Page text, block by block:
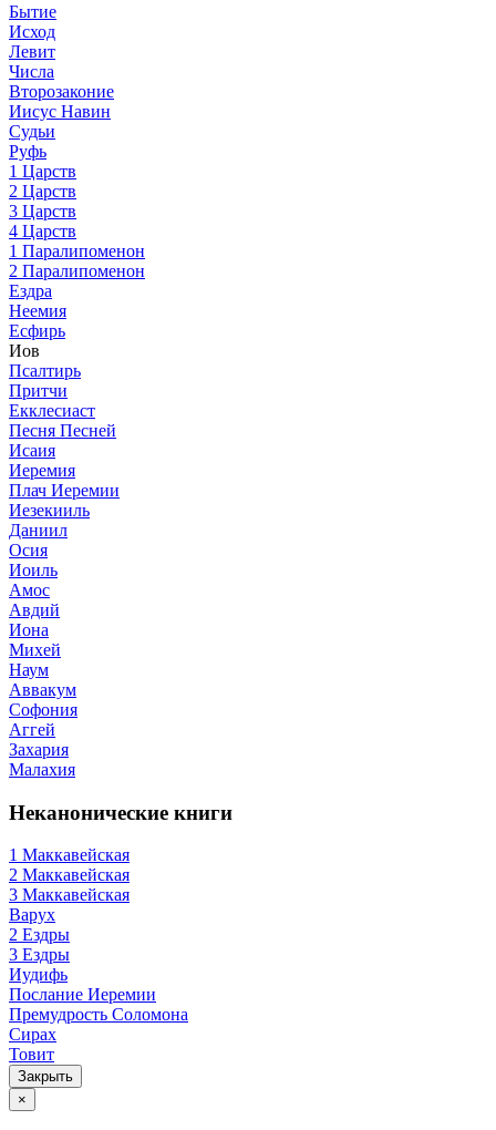
Бытие
Исход
Левит
Числа
Второзаконие
Иисус Навин
Судьи
Руфь
1 Царств
2 Царств
3 Царств
4 Царств
1 Паралипоменон
2 Паралипоменон
Ездра
Неемия
Есфирь
Иов
Псалтирь
Притчи
Екклесиаст
Песня Песней
Исаия
Иеремия
Плач Иеремии
Иезекииль
Даниил
Осия
Иоиль
Амос
Авдий
Иона
Михей
Наум
Аввакум
Софония
Аггей
Захария
Малахия
Неканонические книги
1 Маккавейская
2 Маккавейская
3 Маккавейская
Варух
2 Ездры
3 Ездры
Иудифь
Послание Иеремии
Премудрость Соломона
Сирах
Товит
Закрыть
×